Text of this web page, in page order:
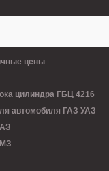
цены
цилиндра ГБЦ 4216
автомобиля ГАЗ УАЗ